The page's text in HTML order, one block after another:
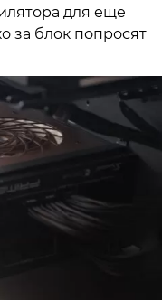
для еще
за блок попросят